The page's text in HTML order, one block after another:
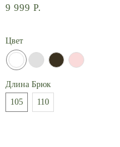
9 999 Р.
Цвет
Длина Брюк
105
110